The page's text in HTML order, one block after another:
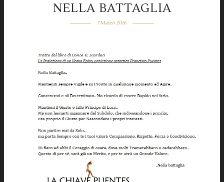
NELLA BATTAGLIA
7 Marzo 2016